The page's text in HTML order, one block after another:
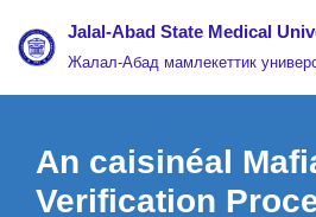
Skip
to
Jalal-Abad State Medical
Жалал-Абад мамлекеттик
An caisinéal
Verification